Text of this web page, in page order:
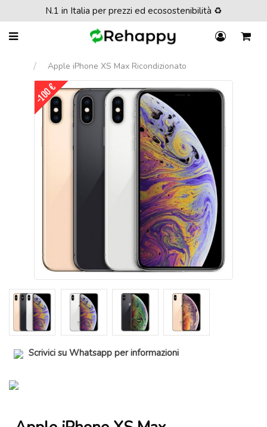
N.1 in Italia per prezzi ed ecosostenibilità ♻️
Apple iPhone XS Max Ricondizionato
-100 €
Scrivici su Whatsapp per informazioni